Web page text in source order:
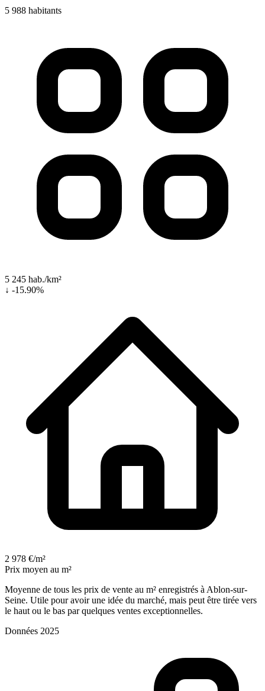
5 988 habitants
5 245 hab./km²
↓ -15.90%
2 978 €/m²
Prix moyen au m²
Moyenne de tous les prix de vente au m² enregistrés à Ablon-sur-
Seine. Utile pour avoir une idée du marché, mais peut être tirée vers
le haut ou le bas par quelques ventes exceptionnelles.
Données 2025